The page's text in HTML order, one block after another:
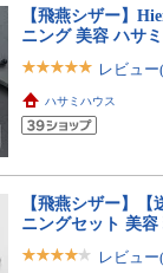
【飛燕シザー】
ニング 美容 ハサ
レビュー
ハサミハウス
【飛燕シザー】
ニングセット 美
レビュ